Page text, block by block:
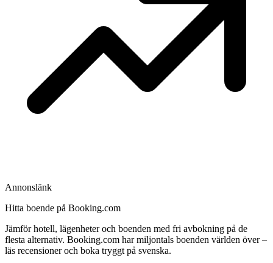
Annonslänk
Hitta boende på Booking.com
Jämför hotell, lägenheter och boenden med fri avbokning på de
flesta alternativ. Booking.com har miljontals boenden världen över –
läs recensioner och boka tryggt på svenska.